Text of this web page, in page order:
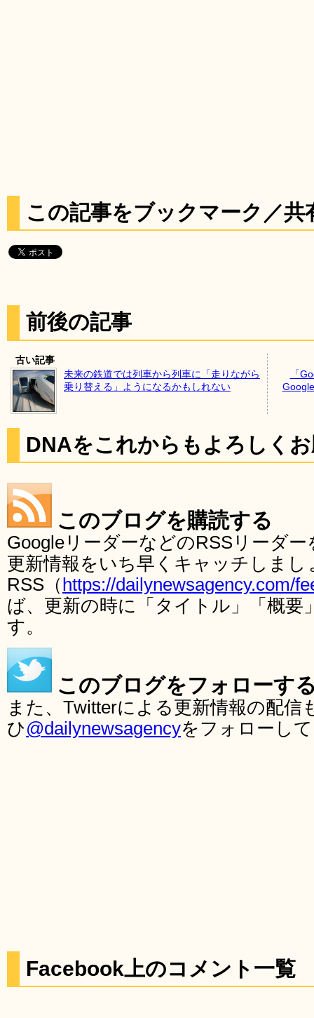
この記事をブックマーク／共
前後の記事
古い記事
未来の鉄道では列車から列車に「走りながら
乗り替える」ようになるかもしれない
「
DNAをこれからもよろしく
このブログを購読する
GoogleリーダーなどのRSSリーダ
更新情報をいち早くキャッチしま
RSS（ https://dailynewsagency.com/
ば、更新の時に「タイトル」「概要
す。
このブログをフォローす
また、Twitterによる更新情報の配
ひ@dailynewsagencyをフォローし
Facebook上のコメント一覧